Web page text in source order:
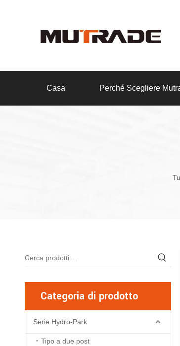
Casa Perché Scegliere
Categoria di prodotto
Serie Hydro-Park
Tipo a due post